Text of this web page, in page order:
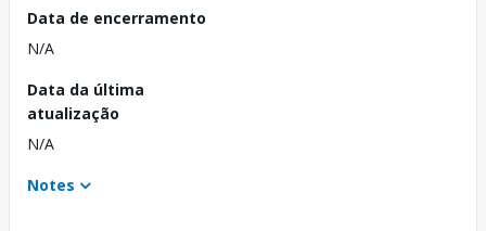
Data de encerramento
N/A
Data da última
atualização
N/A
Notes